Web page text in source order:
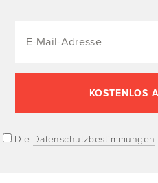
Die Datenschutzbestimmungen